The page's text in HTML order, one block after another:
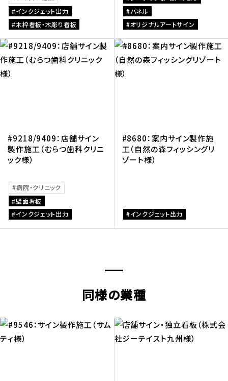
インクジェット出力
木枠看板・木彫り看板
パネル
オリジナルアートサイン
#9218/9409：店舗サイン
製作施工（むらつ歯科クリニ
ック様）
病院・クリニック
壁面看板
インクジェット出力
#8680：案内サイン製作施
工（自然の森フィッシングリ
ゾート様）
インクジェット出力
同様の業種